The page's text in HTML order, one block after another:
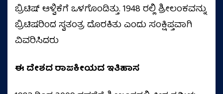
ಬ್ರಿಟಿಷ್ ಆಳ್ವಿಕೆಗೆ ಒಳಗೊಂಡಿತ್ತು. 1948 ರಲ್ಲಿ ಶ್ರೀಲಂಕವನ್ನು
ಬ್ರಿಟಿಷರಿಂದ ಸ್ವತಂತ್ರ ದೊರಕಿತು ಎಂದು ಸಂಕ್ಷಿಪ್ತವಾಗಿ
ವಿವರಿಸಿದರು
ಈ ದೇಶದ ರಾಜಕೀಯದ ಇತಿಹಾಸ